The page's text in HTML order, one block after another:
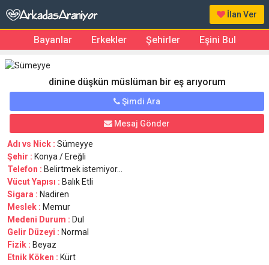
İlan Ver
Bayanlar Erkekler Şehirler Eşini Bul
dinine düşkün müslüman bir eş arıyorum
Şimdi Ara
Mesaj Gönder
Adı vs Nick : Sümeyye
Şehir : Konya / Ereğli
Telefon : Belirtmek istemiyor...
Vücut Yapısı : Balık Etli
Sigara : Nadiren
Meslek : Memur
Medeni Durum : Dul
Gelir Düzeyi : Normal
Fizik : Beyaz
Etnik Köken : Kürt